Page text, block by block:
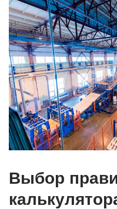
Выбор